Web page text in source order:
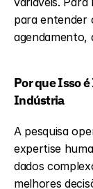
para entender
agendamento,
Por que Isso
Indústria
A pesquisa
expertise
dados
melhores